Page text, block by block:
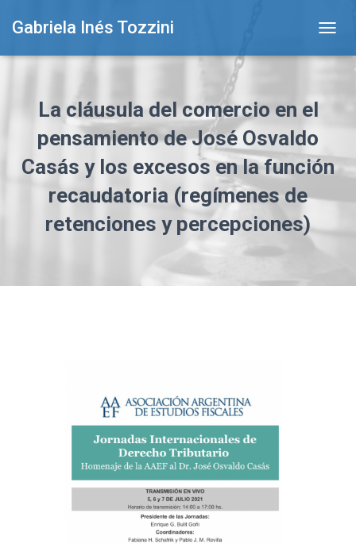
Gabriela Inés Tozzini
O
V
I
La cláusula del comercio en el
pensamiento de José Osvaldo
Casás y los excesos en la función
recaudatoria (regímenes de
retenciones y percepciones)